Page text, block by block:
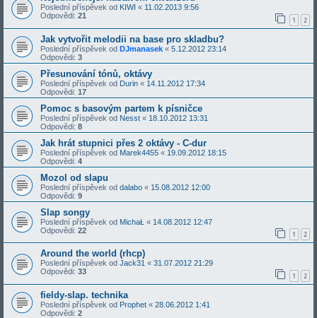
Poslední příspěvek od KIWI « 11.02.2013 9:56
Odpovědi: 21 1 2
Jak vytvořit melodii na base pro skladbu?
Poslední příspěvek od DJmanasek « 5.12.2012 23:14
Odpovědi: 3
Přesunování tónů, oktávy
Poslední příspěvek od Durin « 14.11.2012 17:34
Odpovědi: 17
Pomoc s basovým partem k písničce
Poslední příspěvek od Nesst « 18.10.2012 13:31
Odpovědi: 8
Jak hrát stupnici přes 2 oktávy - C-dur
Poslední příspěvek od Marek4455 « 19.09.2012 18:15
Odpovědi: 4
Mozol od slapu
Poslední příspěvek od dalabo « 15.08.2012 12:00
Odpovědi: 9
Slap songy
Poslední příspěvek od MichaŁ « 14.08.2012 12:47
Odpovědi: 22 1 2
Around the world (rhcp)
Poslední příspěvek od Jack31 « 31.07.2012 21:29
Odpovědi: 33 1 2
fieldy-slap. technika
Poslední příspěvek od Prophet « 28.06.2012 1:41
Odpovědi: 2